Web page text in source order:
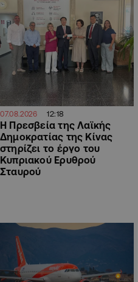
07.08.2026 12:18
Η Πρεσβεία της Λαϊκής
Δημοκρατίας της Κίνας
στηρίζει το έργο του
Κυπριακού Ερυθρού
Σταυρού